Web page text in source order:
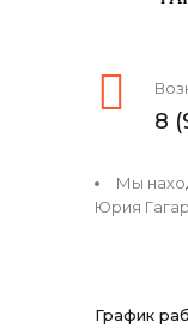
8
Мы
Юрия
График